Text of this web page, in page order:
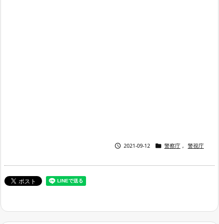
 2021-09-12  警察庁 , 警視庁